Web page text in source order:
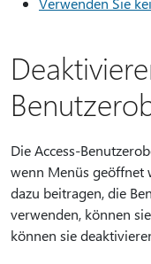
Die Access-
wenn Menüs geöffnet
dazu beitragen, die
verwenden, können
können sie